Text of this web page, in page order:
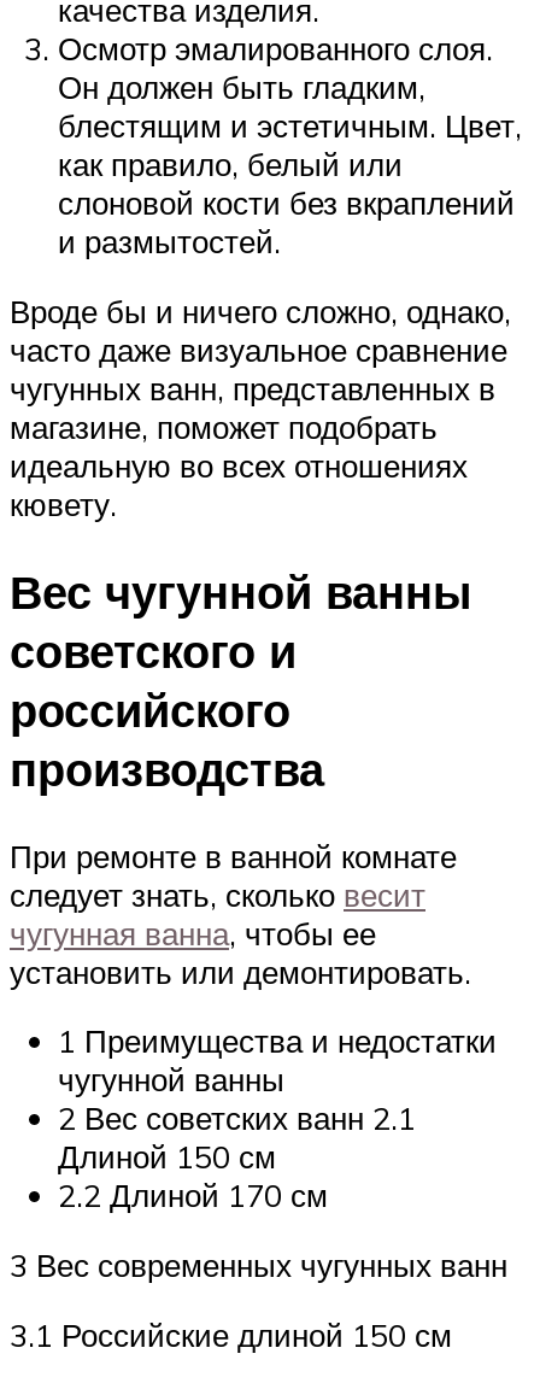
качества изделия.
Осмотр эмалированного слоя.
Он должен быть гладким,
блестящим и эстетичным. Цвет,
как правило, белый или
слоновой кости без вкраплений
и размытостей.
Вроде бы и ничего сложно, однако,
часто даже визуальное сравнение
чугунных ванн, представленных в
магазине, поможет подобрать
идеальную во всех отношениях
кювету.
Вес чугунной ванны
советского и
российского
производства
При ремонте в ванной комнате
следует знать, сколько весит
чугунная ванна, чтобы ее
установить или демонтировать.
1 Преимущества и недостатки
чугунной ванны
2 Вес советских ванн 2.1
Длиной 150 см
2.2 Длиной 170 см
3 Вес современных чугунных ванн
3.1 Российские длиной 150 см